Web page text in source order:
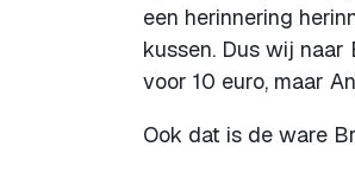
een herinnering
kussen. Dus wij
voor 10 euro, maar
Ook dat is de ware